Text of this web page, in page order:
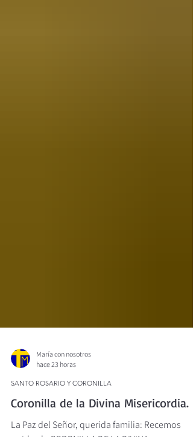
María con nosotros
hace 23 horas
SANTO ROSARIO Y CORONILLA